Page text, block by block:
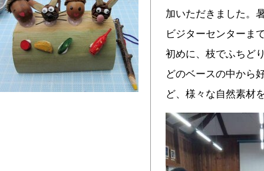
加いただきました。
ビジターセンターま
初めに、枝でふちど
どのベースの中から
ど、様々な自然素材